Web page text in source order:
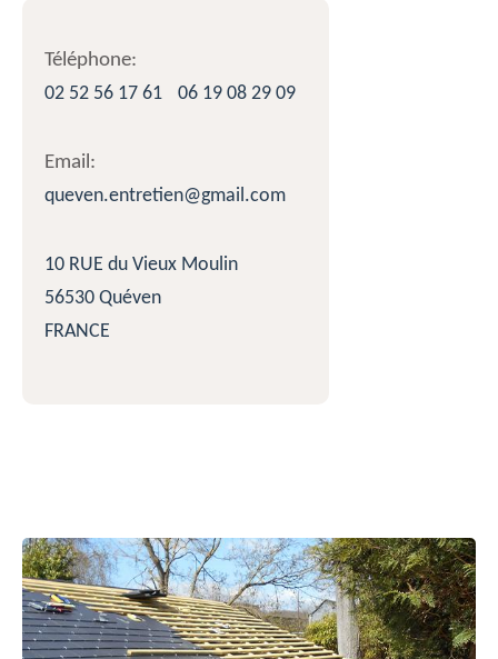
Téléphone:
02 52 56 17 61
06 19 08 29 09
Email:
queven.entretien@gmail.com
10 RUE du Vieux Moulin
56530 Quéven
FRANCE